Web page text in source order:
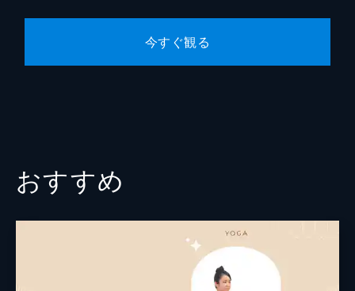
今すぐ観る
おすすめ